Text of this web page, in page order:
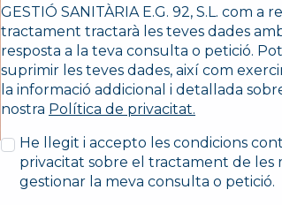
GESTIÓ SANITÀRIA E.G. 92, S.L. com a
tractament tractarà les teves dades
resposta a la teva consulta o petició.
suprimir les teves dades, així com
la informació addicional i detallada
nostra Política de privacitat.
He llegit i accepto les condicions
privacitat sobre el tractament de les
gestionar la meva consulta o petició.